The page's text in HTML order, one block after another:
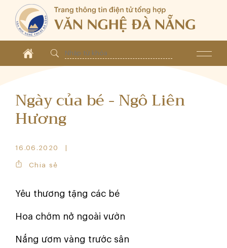
Ngày của bé - Ngô Liên
Hương
16.06.2020
Chia sẻ
Yêu thương tặng các bé
Hoa chớm nở ngoài vườn
Nắng ươm vàng trước sân